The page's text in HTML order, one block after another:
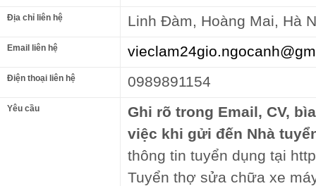
Địa chỉ liên hệ Linh Đàm, Hoàng Mai, Hà
Email liên hệ
Điện thoại liên hệ 0989891154
Yêu cầu
Ghi rõ trong Email, CV,
việc khi gửi đến Nhà
thông tin tuyển dụng tại
Tuyển thợ sửa chữa xe